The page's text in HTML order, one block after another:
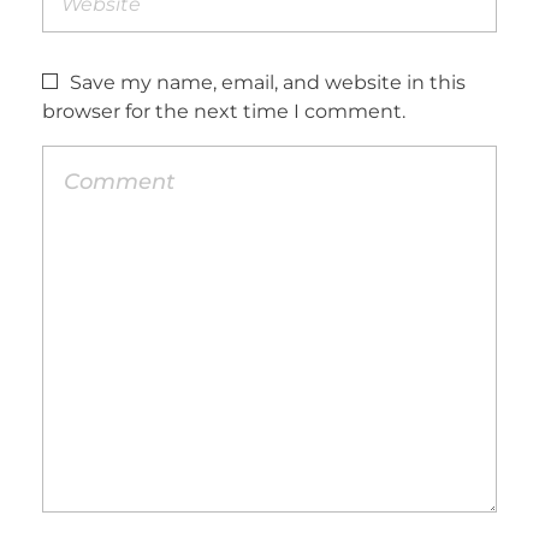
Save my name, email, and website in this
browser for the next time I comment.